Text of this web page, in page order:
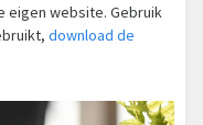
eigen website. Gebruik
download de